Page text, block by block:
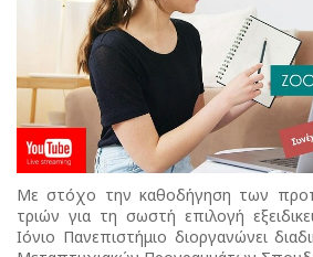
Με στόχο την καθοδήγηση των
τριών για τη σωστή επιλογή
Ιόνιο Πανεπιστήμιο διοργανώνει